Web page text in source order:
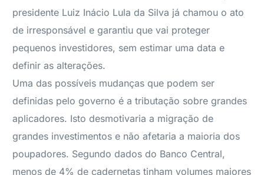
presidente Luiz Inácio Lula da Silva já chamou o ato
de irresponsável e garantiu que vai proteger
pequenos investidores, sem estimar uma data e
definir as alterações.
Uma das possíveis mudanças que podem ser
definidas pelo governo é a tributação sobre grandes
aplicadores. Isto desmotivaria a migração de
grandes investimentos e não afetaria a maioria dos
poupadores. Segundo dados do Banco Central,
menos de 4% de cadernetas tinham volumes maiores